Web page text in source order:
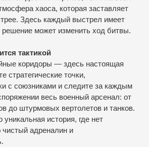
хаоса, которая заставляет
Здесь каждый выстрел имеет
решение может изменить ход битвы.
тактикой
коридоры — здесь настоящая
стратегические точки,
с союзниками и следите за каждым
весь военный арсенал: от
до штурмовых вертолетов и танков.
история, где нет
чистый адреналин и